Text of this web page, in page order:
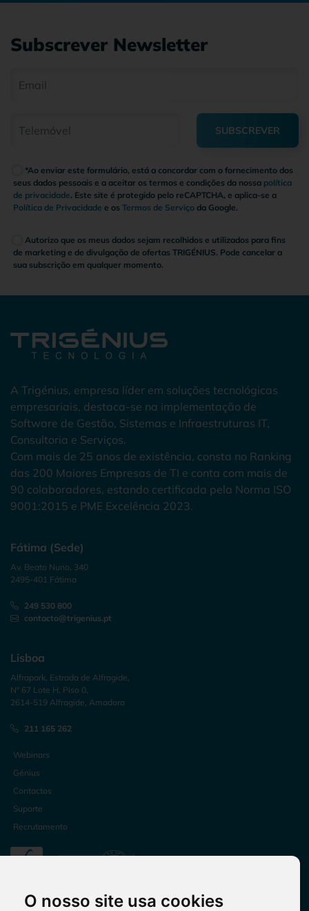
O nosso site usa cookies
Subscrever Newsletter
SUBSCREVER
*Ao enviar este formulário, está a concordar com o fornecimento dos
seus dados pessoais e a aceitar os termos e condições da nossa política
de privacidade. Este site é protegido pelo reCAPTCHA, e aplica-se a
Política de Privacidade e os Termos de Serviço da Google.
Autorizo que os meus dados sejam recolhidos e utilizados para fins
de marketing e de divulgação de ofertas TRIGÉNIUS. Pode cancelar a
sua subscrição em qualquer momento.
A Trigénius, empresa líder em soluções tecnológicas
empresariais, destaca-se na implementação de
Software de Gestão, Sistemas e Infraestruturas IT,
Consultoria e Serviços.
Com mais de 25 anos de existência, consta no Ranking
das 200 Maiores Empresas de TI e conta com mais de
90 colaboradores, estando certificada pela Norma ISO
9001:2015 e PME Excelência 2023.
Fátima (Sede)
Av. Beato Nuno, 340
2495-401 Fátima
249 530 800
contacto@trigenius.pt
Lisboa
Alfrapark, Estrada de Alfragide,
Nº 67 Lote H, Piso 0,
2614-519 Alfragide, Amadora
211 165 262
Webinars
Génius
Contactos
Suporte
Recrutamento